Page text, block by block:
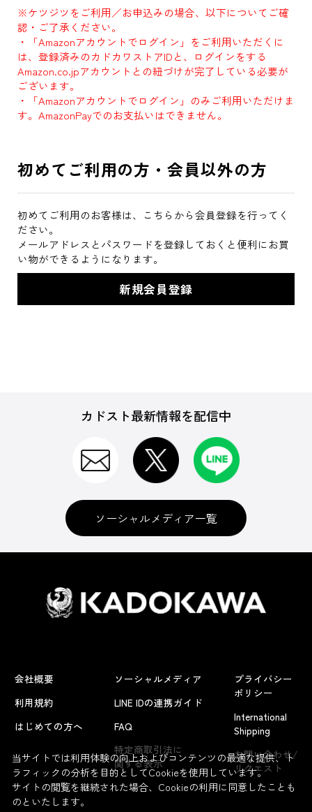
※ケツジツをご利用／お申込みの場合、以下についてご確
認・ご了承ください。
・「Amazonアカウントでログイン」をご利用いただくに
は、登録済みのカドカワストアIDと、ログインをする
Amazon.co.jpアカウントとの紐づけが完了している必要が
ございます。
・「Amazonアカウントでログイン」のみご利用いただけま
す。AmazonPayでのお支払いはできません。
初めてご利用の方・会員以外の方
初めてご利用のお客様は、こちらから会員登録を行ってく
ださい。
メールアドレスとパスワードを登録しておくと便利にお買
い物ができるようになります。
カドスト最新情報を配信中
ソーシャルメディア一覧
会社概要
利用規約
はじめての方へ
ソーシャルメディア
LINE IDの連携ガイド
FAQ
特定商取引法に
関する表示
プライバシー
ポリシー
International
Shipping
お問い合わせ/
リクエスト
当サイトでは利用体験の向上およびコンテンツの最適な提供、ト
ラフィックの分析を目的としてCookieを使用しています。
サイトの閲覧を継続された場合、Cookieの利用に同意したことも
のといたします。